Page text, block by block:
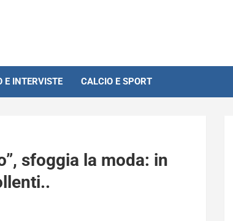
E INTERVISTE CALCIO E SPORT
sfoggia la moda: in